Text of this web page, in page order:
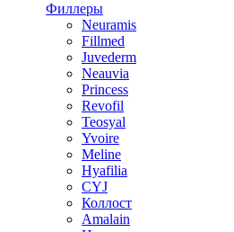
Филлеры
Neuramis
Fillmed
Juvederm
Neauvia
Princess
Revofil
Teosyal
Yvoire
Meline
Hyafilia
CYJ
Коллост
Amalain